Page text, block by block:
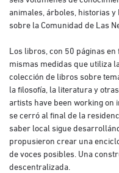
animales, árboles, historias
sobre la Comunidad de Las
Los libros, con 50 páginas
mismas medidas que utiliza
colección de libros sobre
la filosofía, la literatura y
artists have been working on
se cerró al final de la
saber local sigue
propusieron crear una
de voces posibles. Una
descentralizada.